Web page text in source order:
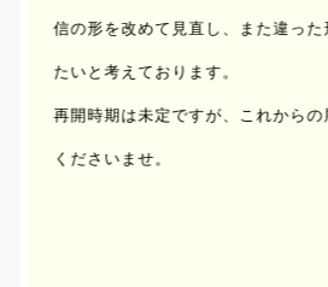
信の形を改めて見直し、 また違っ
たいと考えております。
再開時期は未定ですが、これから
くださいませ。
UPDATE : 2011/Oct/13 ｜
手織りが好き、謙虚だけ
ょっとおちゃめな